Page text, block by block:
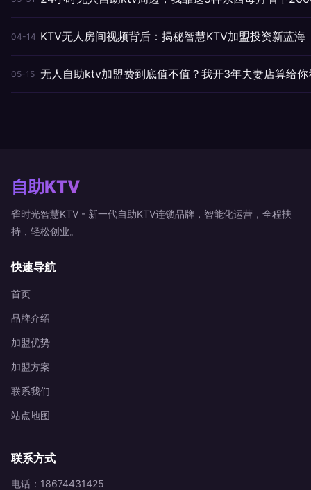
04-14 KTV无人房间视频背后：揭秘智慧KTV加盟投资新蓝海
05-15 无人自助ktv加盟费到底值不值？我开3年夫妻店算给你
自助KTV
雀时光智慧KTV - 新一代自助KTV连锁品牌，智能化运营，全程扶
持，轻松创业。
快速导航
首页
品牌介绍
加盟优势
加盟方案
联系我们
站点地图
联系方式
电话：18674431425